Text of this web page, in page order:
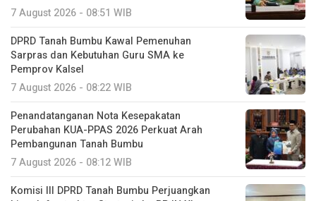
7 August 2026 - 08:51 WIB
DPRD Tanah Bumbu Kawal Pemenuhan
Sarpras dan Kebutuhan Guru SMA ke
Pemprov Kalsel
7 August 2026 - 08:22 WIB
Penandatanganan Nota Kesepakatan
Perubahan KUA-PPAS 2026 Perkuat Arah
Pembangunan Tanah Bumbu
7 August 2026 - 08:12 WIB
Komisi III DPRD Tanah Bumbu Perjuangkan